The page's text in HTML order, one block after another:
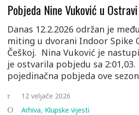
Pobjeda Nine Vuković u Ostravi
Danas 12.2.2026 održan je
miting u dvorani Indoor Spike
Češkoj. Nina Vuković je
je ostvarila pobjedu sa
pojedinačna pobjeda ove
12 veljače 2026
Arhiva, Klupske vijesti